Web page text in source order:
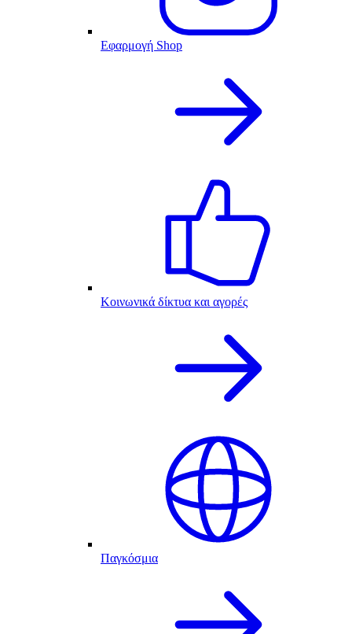
Εφαρμογή Shop
Κοινωνικά δίκτυα και αγορές
Παγκόσμια